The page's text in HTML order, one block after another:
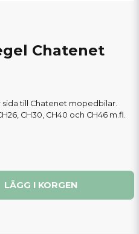
Chatenet
till Chatenet mopedbilar.
CH30, CH40 och CH46 m.fl.
LÄGG I KORGEN